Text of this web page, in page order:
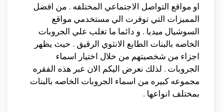
او مواقع التواصل الاجتماعي المختلفه . من افضل
المميزات التي توفرت الي مستخدمي مواقع
السوشيال ميديا . و دائما ما تغلب علي الجروبات
الخاصه بالبنات الطابع الانثوي الرقيق . حيث يظهر
اجزاء من شخصيتهم من خلال اختيار اسماء
الجروبات . لذلك نعرض اليكم الان عبر هذه الفقره
مجموعه كبيره من اسماء الجروبات الخاصه بالبنات
بمختلف انواعها .